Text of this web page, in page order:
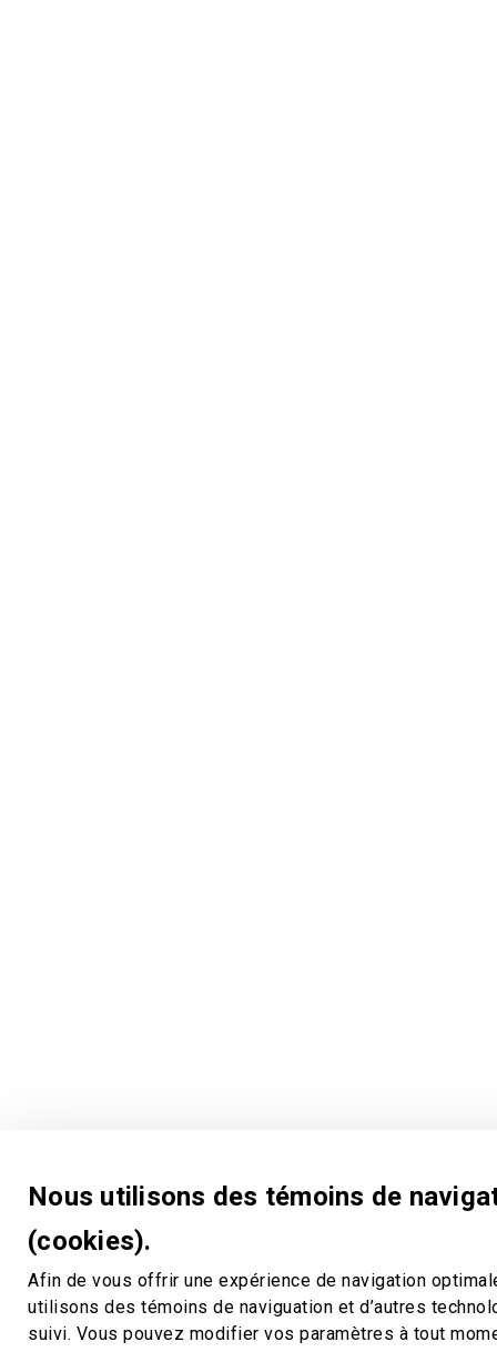
Nous utilisons des témoins de
(cookies).
Afin de vous offrir une expérience de navigation
utilisons des témoins de naviguation et d’autres
suivi. Vous pouvez modifier vos paramètres à tout